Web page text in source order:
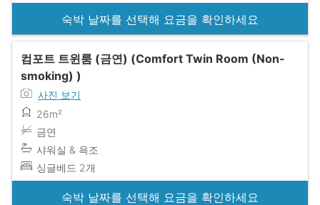
숙박 날짜를 선택해 요금을 확인하세요
컴포트 트윈룸 (금연) (Comfort Twin Room (Non-
smoking) )
사진 보기
26m²
금연
샤워실 & 욕조
싱글베드 2개
숙박 날짜를 선택해 요금을 확인하세요